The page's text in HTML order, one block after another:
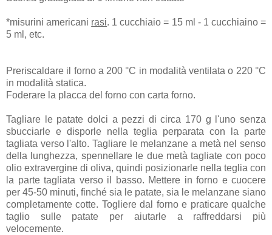
*misurini americani rasi. 1 cucchiaio = 15 ml - 1 cucchiaino =
5 ml, etc.
Preriscaldare il forno a 200 °C in modalità ventilata o 220 °C
in modalità statica.
Foderare la placca del forno con carta forno.
Tagliare le patate dolci a pezzi di circa 170 g l'uno senza
sbucciarle e disporle nella teglia perparata con la parte
tagliata verso l'alto. Tagliare le melanzane a metà nel senso
della lunghezza, spennellare le due metà tagliate con poco
olio extravergine di oliva, quindi posizionarle nella teglia con
la parte tagliata verso il basso. Mettere in forno e cuocere
per 45-50 minuti, finché sia le patate, sia le melanzane siano
completamente cotte. Togliere dal forno e praticare qualche
taglio sulle patate per aiutarle a raffreddarsi più
velocemente.